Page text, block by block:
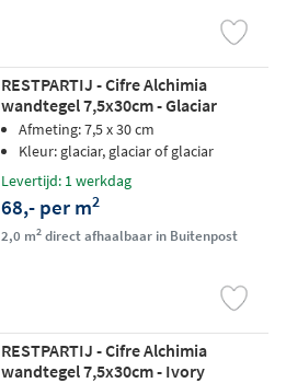
RESTPARTIJ - Cifre Alchimia
wandtegel 7,5x30cm - Glaciar
Afmeting: 7,5 x 30 cm
Kleur: glaciar, glaciar of glaciar
Levertijd: 1 werkdag
68,- per m2
2,0 m2direct afhaalbaar in Buitenpost
RESTPARTIJ - Cifre Alchimia
wandtegel 7,5x30cm - Ivory